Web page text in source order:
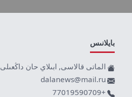
بايلانىس
الماتى قالاسى, ابىلاي حان داڭعىلى 79, 125 وفيس.
dalanews@mail.ru
+77019590709